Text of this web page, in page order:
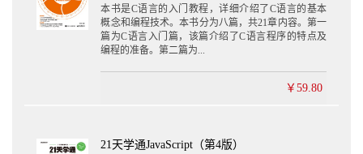
本书是C语言的入门教程，详细介绍了C语言的基本
概念和编程技术。本书分为八篇，共21章内容。第一
篇为C语言入门篇，该篇介绍了C语言程序的特点及
编程的准备。第二篇为...
￥59.80
21天学通JavaScript（第4版）